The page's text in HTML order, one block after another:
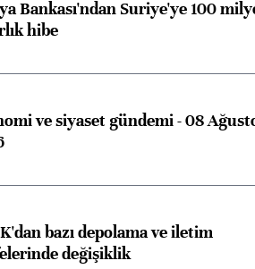
konusunda
Bankası'ndan Suriye'ye 100
hibe
ve siyaset gündemi - 08
bazı depolama ve iletim
değişiklik